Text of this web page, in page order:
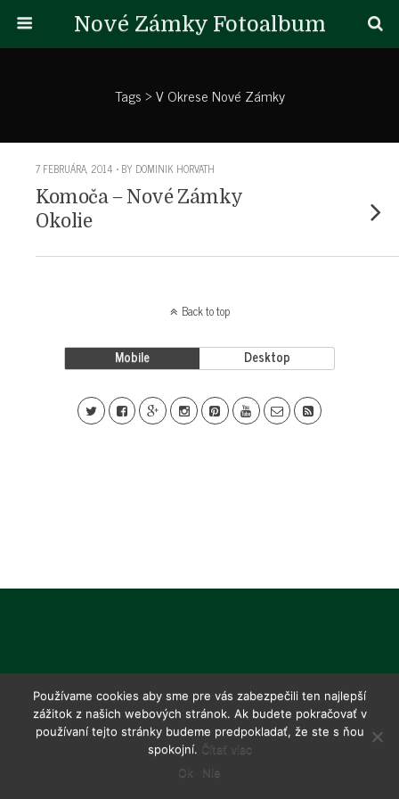
Nové Zámky Fotoalbum
Tags › V Okrese Nové Zámky
7 FEBRUÁRA, 2014 • BY DOMINIK HORVATH
Komoča – Nové Zámky
Okolie
Back to top
Mobile Desktop
Používame cookies aby sme pre vás zabezpečili ten najlepší
zážitok z našich webových stránok. Ak budete pokračovať v
používaní tejto stránky budeme predpokladať, že ste s ňou
spokojní. Čítať viac
Ok
Nie